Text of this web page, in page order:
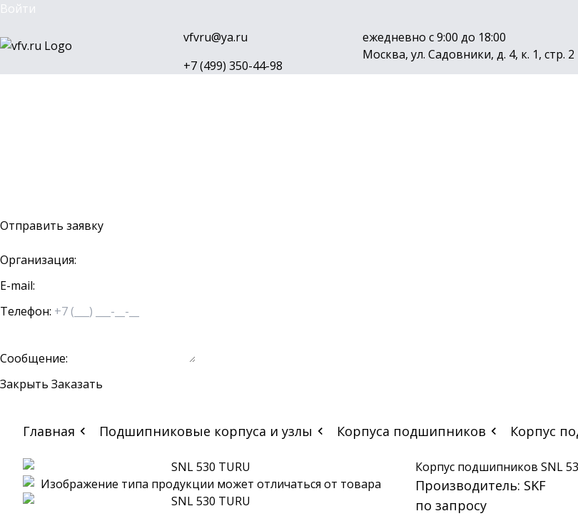
Войти
vfvru@ya.ru
+7 (499) 350-44-98
ежедневно с 9:00 до 18:00
Москва, ул. Садовники, д. 4, к. 1, стр. 2
Отправить заявку
Организация:
E-mail:
Телефон:
Сообщение:
Закрыть Заказать
Главная Подшипниковые корпуса и узлы Корпуса подшипников Корпус
Корпус подшипников SNL
Производитель: SKF
по запросу